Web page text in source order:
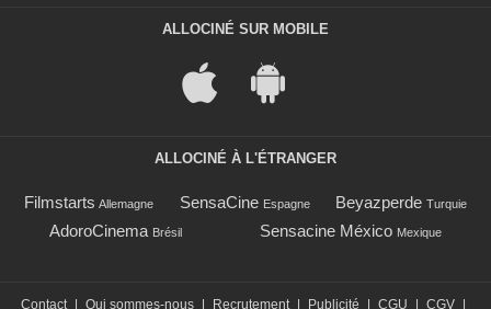
ALLOCINÉ SUR MOBILE
ALLOCINÉ À L'ÉTRANGER
Filmstarts Allemagne SensaCine Espagne Beyazperde Turquie
AdoroCinema Brésil Sensacine México Mexique
Contact | Qui sommes-nous | Recrutement | Publicité | CGU | CGV |